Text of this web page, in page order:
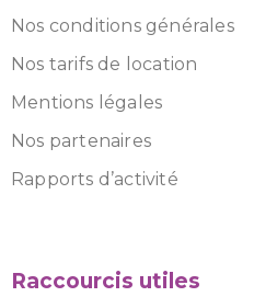
Nos conditions générales
Nos tarifs de location
Mentions légales
Nos partenaires
Rapports d’activité
Raccourcis utiles